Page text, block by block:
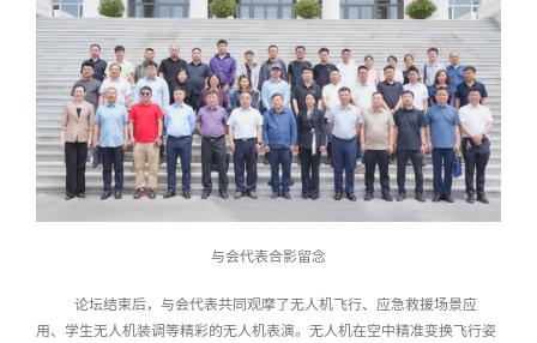
与会代表合影留念
论坛结束后，与会代表共同观摩了无人机飞行、应急救援场景应
用、学生无人机装调等精彩的无人机表演。无人机在空中精准变换飞行姿